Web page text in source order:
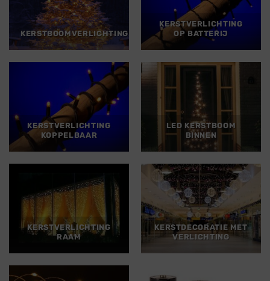
KERSTBOOMVERLICHTING
KERSTVERLICHTING
OP BATTERIJ
KERSTVERLICHTING
KOPPELBAAR
LED KERSTBOOM
BINNEN
KERSTVERLICHTING
RAAM
KERSTDECORATIE MET
VERLICHTING